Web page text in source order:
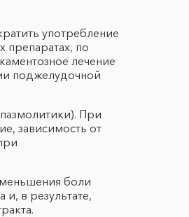
употребление
препаратах, по
лечение
поджелудочной
При
зависимость от
боли
в результате,